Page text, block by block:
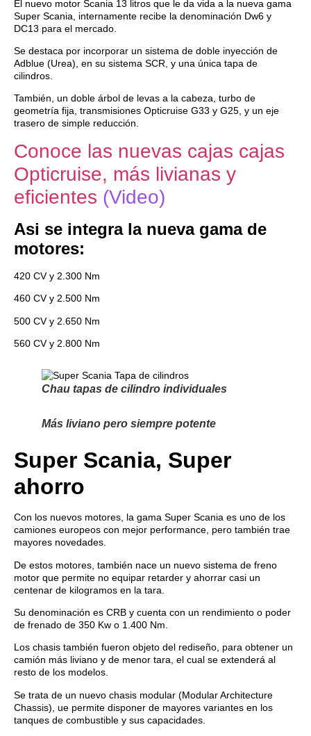
El nuevo motor Scania 13 litros que le da vida a la nueva gama
Super Scania, internamente recibe la denominación Dw6 y
DC13 para el mercado.
Se destaca por incorporar un sistema de doble inyección de
Adblue (Urea), en su sistema SCR, y una única tapa de
cilindros.
También, un doble árbol de levas a la cabeza, turbo de
geometría fija, transmisiones Opticruise G33 y G25, y un eje
trasero de simple reducción.
Conoce las nuevas cajas cajas
Opticruise, más livianas y
eficientes (Video)
Asi se integra la nueva gama de
motores:
420 CV y 2.300 Nm
460 CV y 2.500 Nm
500 CV y 2.650 Nm
560 CV y 2.800 Nm
Chau tapas de cilindro individuales
Más liviano pero siempre potente
Super Scania, Super
ahorro
Con los nuevos motores, la gama Super Scania es uno de los
camiones europeos con mejor performance, pero también trae
mayores novedades.
De estos motores, también nace un nuevo sistema de freno
motor que permite no equipar retarder y ahorrar casi un
centenar de kilogramos en la tara.
Su denominación es CRB y cuenta con un rendimiento o poder
de frenado de 350 Kw o 1.400 Nm.
Los chasis también fueron objeto del rediseño, para obtener un
camión más liviano y de menor tara, el cual se extenderá al
resto de los modelos.
Se trata de un nuevo chasis modular (Modular Architecture
Chassis), ue permite disponer de mayores variantes en los
tanques de combustible y sus capacidades.